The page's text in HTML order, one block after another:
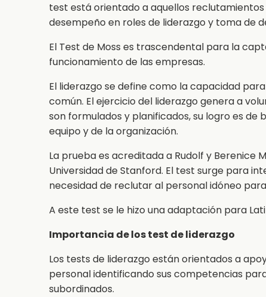
test está orientado a aquellos
desempeño en roles de liderazgo y toma de
El Test de Moss es trascendental para la
funcionamiento de las empresas.
El liderazgo se define como la capacidad
común. El ejercicio del liderazgo genera a
son formulados y planificados, su logro es
equipo y de la organización.
La prueba es acreditada a Rudolf y Berenice
Universidad de Stanford. El test surge para
necesidad de reclutar al personal idóneo
A este test se le hizo una adaptación para
Importancia de los test de liderazgo
Los tests de liderazgo están orientados a
personal identificando sus competencias
subordinados.